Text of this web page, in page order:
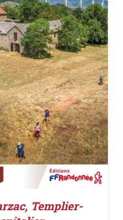
/ DÉTAILS
Templier-